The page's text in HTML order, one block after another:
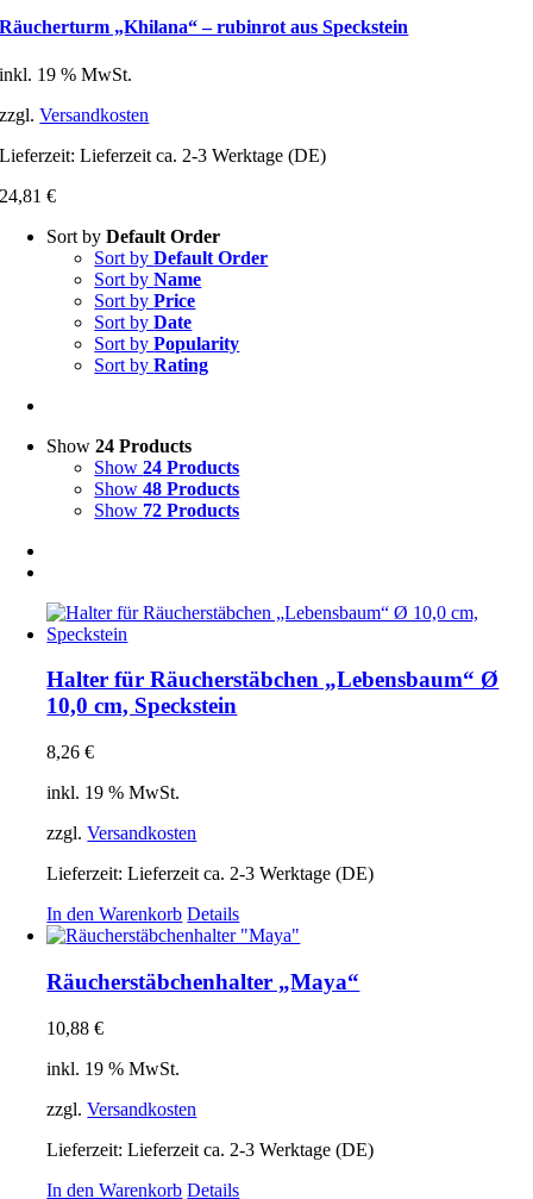
Räucherturm „Khilana“ – rubinrot aus Speckstein
inkl. 19 % MwSt.
zzgl.Versandkosten
Lieferzeit:Lieferzeit ca. 2-3 Werktage (DE)
24,81€
Sort byDefault Order
Sort byDefault Order
Sort byName
Sort byPrice
Sort byDate
Sort byPopularity
Sort byRating
Show24 Products
Show24 Products
Show48 Products
Show 72 Products
Halter für Räucherstäbchen „Lebensbaum“ Ø
10,0 cm, Speckstein
8,26€
inkl. 19 % MwSt.
zzgl.Versandkosten
Lieferzeit:Lieferzeit ca. 2-3 Werktage (DE)
In den Warenkorb Details
Räucherstäbchenhalter „Maya“
10,88€
inkl. 19 % MwSt.
zzgl.Versandkosten
Lieferzeit:Lieferzeit ca. 2-3 Werktage (DE)
In den Warenkorb Details